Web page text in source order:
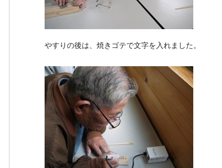
やすりの後は、焼きゴテで文字を入れました。